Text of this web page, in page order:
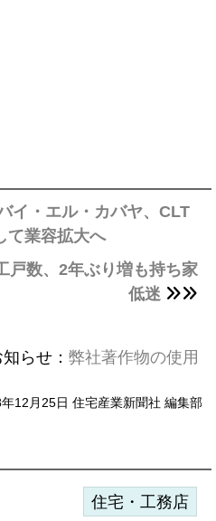
イ・エル・カバヤ、CLT
て業容拡大へ
戸数、2年ぶり増も持ち家
低迷
らせ： 弊社著作物の使用
12月25日 住宅産業新聞社 編集部
住宅・工務店